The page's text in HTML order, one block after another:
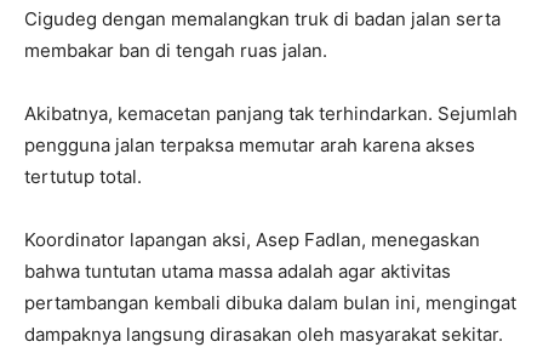
Cigudeg dengan memalangkan truk di badan jalan serta
membakar ban di tengah ruas jalan.
Akibatnya, kemacetan panjang tak terhindarkan. Sejumlah
pengguna jalan terpaksa memutar arah karena akses
tertutup total.
Koordinator lapangan aksi, Asep Fadlan, menegaskan
bahwa tuntutan utama massa adalah agar aktivitas
pertambangan kembali dibuka dalam bulan ini, mengingat
dampaknya langsung dirasakan oleh masyarakat sekitar.